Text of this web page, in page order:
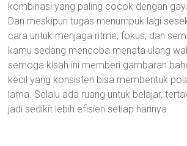
kombinasi yang paling cocok dengan
Dan meskipun tugas menumpuk lagi
cara untuk menjaga ritme, fokus, dan
kamu sedang mencoba menata ulang
semoga kisah ini memberi gambaran
kecil yang konsisten bisa membentuk
lama. Selalu ada ruang untuk belajar,
jadi sedikit lebih efisien setiap harinya.